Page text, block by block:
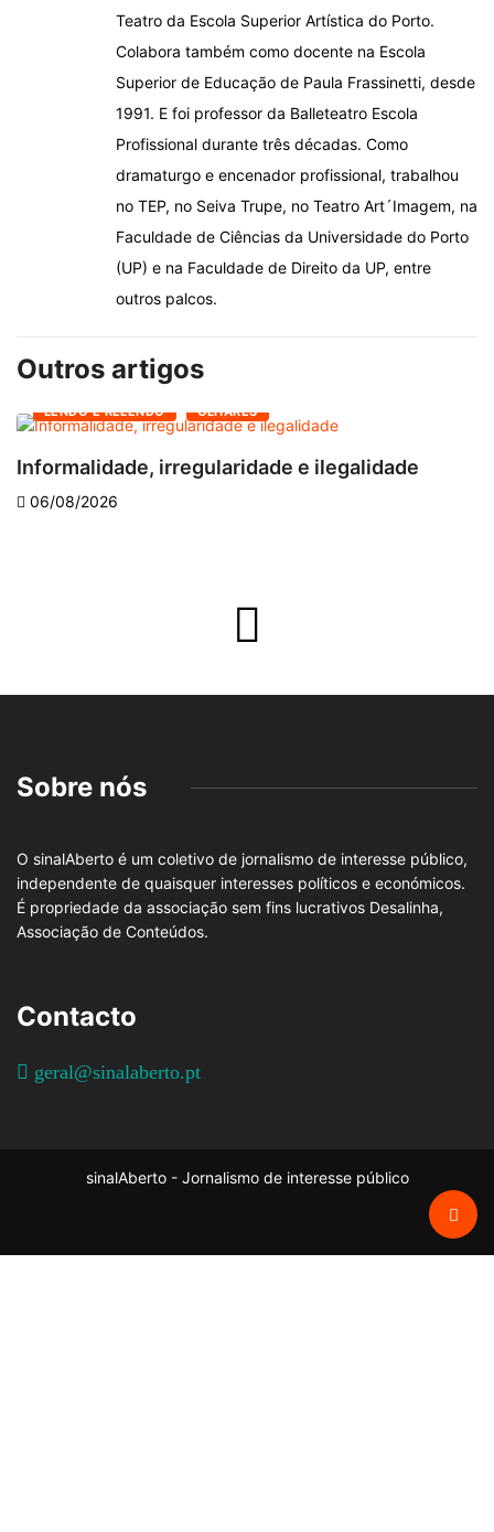
Teatro da Escola Superior Artística do Porto.
Colabora também como docente na Escola
Superior de Educação de Paula Frassinetti, desde
1991. E foi professor da Balleteatro Escola
Profissional durante três décadas. Como
dramaturgo e encenador profissional, trabalhou
no TEP, no Seiva Trupe, no Teatro Art´Imagem, na
Faculdade de Ciências da Universidade do Porto
(UP) e na Faculdade de Direito da UP, entre
outros palcos.
Outros artigos
LENDO E RELENDO OLHARES
Informalidade, irregularidade e ilegalidade
06/08/2026
Sobre nós
O sinalAberto é um coletivo de jornalismo de interesse público,
independente de quaisquer interesses políticos e económicos.
É propriedade da associação sem fins lucrativos Desalinha,
Associação de Conteúdos.
Contacto
geral@sinalaberto.pt
sinalAberto - Jornalismo de interesse público